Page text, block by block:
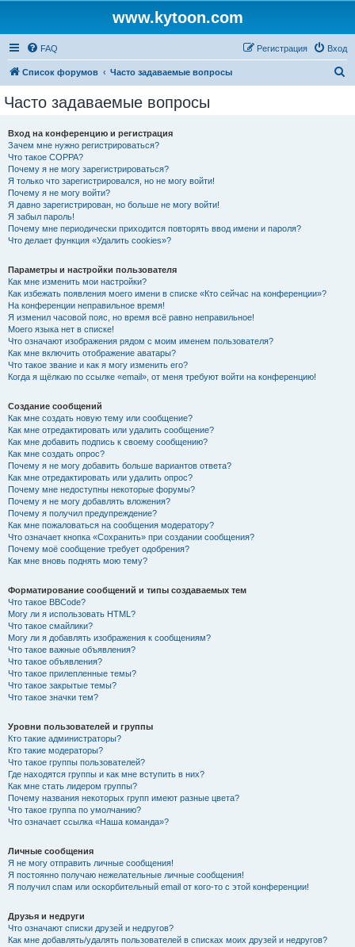
www.kytoon.com
FAQ Вход
Регистрация
Список форумов Часто задаваемые вопросы
Часто задаваемые вопросы
Вход на конференцию и регистрация
Зачем мне нужно регистрироваться?
Что такое COPPA?
Почему я не могу зарегистрироваться?
Я только что зарегистрировался, но не могу войти!
Почему я не могу войти?
Я давно зарегистрирован, но больше не могу войти!
Я забыл пароль!
Почему мне периодически приходится повторять ввод имени и пароля?
Что делает функция «Удалить cookies»?
Параметры и настройки пользователя
Как мне изменить мои настройки?
Как избежать появления моего имени в списке «Кто сейчас на конференции»?
На конференции неправильное время!
Я изменил часовой пояс, но время всё равно неправильное!
Моего языка нет в списке!
Что означают изображения рядом с моим именем пользователя?
Как мне включить отображение аватары?
Что такое звание и как я могу изменить его?
Когда я щёлкаю по ссылке «email», от меня требуют войти на конференцию!
Создание сообщений
Как мне создать новую тему или сообщение?
Как мне отредактировать или удалить сообщение?
Как мне добавить подпись к своему сообщению?
Как мне создать опрос?
Почему я не могу добавить больше вариантов ответа?
Как мне отредактировать или удалить опрос?
Почему мне недоступны некоторые форумы?
Почему я не могу добавлять вложения?
Почему я получил предупреждение?
Как мне пожаловаться на сообщения модератору?
Что означает кнопка «Сохранить» при создании сообщения?
Почему моё сообщение требует одобрения?
Как мне вновь поднять мою тему?
Форматирование сообщений и типы создаваемых тем
Что такое BBCode?
Могу ли я использовать HTML?
Что такое смайлики?
Могу ли я добавлять изображения к сообщениям?
Что такое важные объявления?
Что такое объявления?
Что такое прилепленные темы?
Что такое закрытые темы?
Что такое значки тем?
Уровни пользователей и группы
Кто такие администраторы?
Кто такие модераторы?
Что такое группы пользователей?
Где находятся группы и как мне вступить в них?
Как мне стать лидером группы?
Почему названия некоторых групп имеют разные цвета?
Что такое группа по умолчанию?
Что означает ссылка «Наша команда»?
Личные сообщения
Я не могу отправить личные сообщения!
Я постоянно получаю нежелательные личные сообщения!
Я получил спам или оскорбительный email от кого-то с этой конференции!
Друзья и недруги
Что означают списки друзей и недругов?
Как мне добавлять/удалять пользователей в списках моих друзей и недругов?